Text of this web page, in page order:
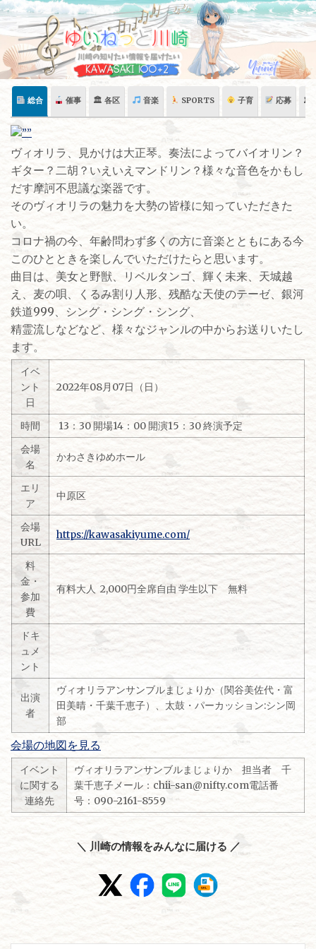
Skip
content
総合 催事 🏛 各区 音楽 SPORTS 子育 応募 🏛
ヴィオリラ、見かけは大正琴。奏法によってバイオリン？
ギター？二胡？いえいえマンドリン？様々な音色をかもし
だす摩訶不思議な楽器です。
そのヴィオリラの魅力を大勢の皆様に知っていただきた
い。
コロナ禍の今、年齢問わず多くの方に音楽とともにある今
このひとときを楽しんでいただけたらと思います。
曲目は、美女と野獣、リベルタンゴ、輝く未来、天城越
え、麦の唄、くるみ割り人形、残酷な天使のテーゼ、銀河
鉄道999、シング・シング・シング、
精霊流しなどなど、様々なジャンルの中からお送りいたし
ます。
イベ
ント
日
2022年08月07日（日）
時間
13：30 開場14：00 開演15：30 終演予定
会場
名
かわさきゆめホール
エリ
ア
中原区
会場
URL
https://kawasakiyume.com/
料
金・
参加
費
有料大人 2,000円全席自由 学生以下 無料
ドキ
ュメ
ント
出演
者
ヴィオリラアンサンブルまじょりか（関谷美佐代・富
田美晴・千葉千恵子）、太鼓・パーカッション:シン岡
部
会場の地図を見る
イベント
に関する
連絡先
ヴィオリラアンサンブルまじょりか 担当者 千
葉千恵子メール： chii-san@nifty.com電話番
号： 090-2161-8559
＼ 川崎の情報をみんなに届ける ／